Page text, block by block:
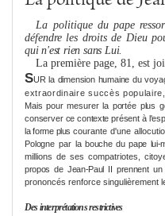
La politique du pape
défendre les droits de Dieu
qui n'est rien sans Lui.
La première page, 81, est
SUR la dimension humaine du
extraordinaire succès populaire,
Mais pourmesurer la portée plus
conser­ver ce contexte présent à
la formepluscourante d'une
Pologne par labouche du pape lui-
millions de ses compa­triotes,
propos de Jean-Paul II prennent
prononcés renforce singulièrement
Desinterprétations restrictives